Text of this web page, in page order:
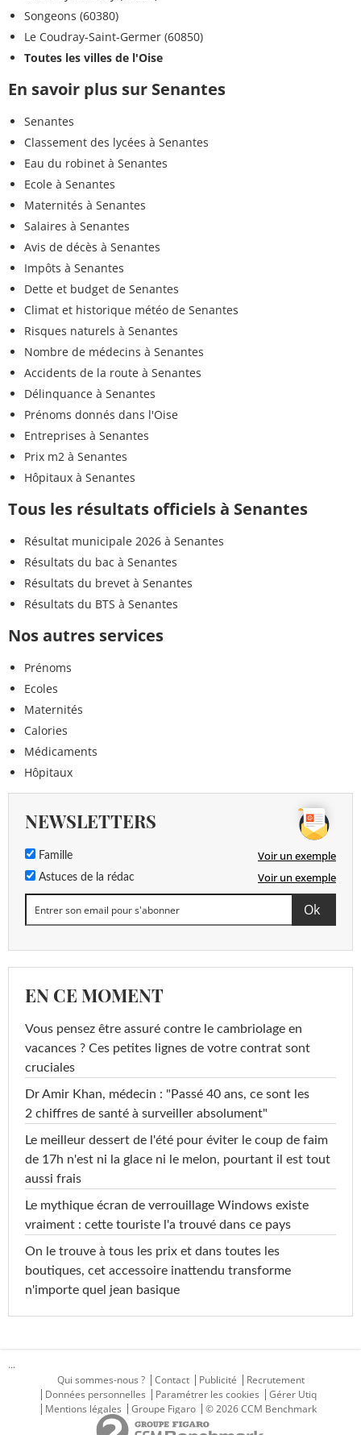
Songeons (60380)
Le Coudray-Saint-Germer (60850)
Toutes les villes de l'Oise
En savoir plus sur Senantes
Senantes
Classement des lycées à Senantes
Eau du robinet à Senantes
Ecole à Senantes
Maternités à Senantes
Salaires à Senantes
Avis de décès à Senantes
Impôts à Senantes
Dette et budget de Senantes
Climat et historique météo de Senantes
Risques naturels à Senantes
Nombre de médecins à Senantes
Accidents de la route à Senantes
Délinquance à Senantes
Prénoms donnés dans l'Oise
Entreprises à Senantes
Prix m2 à Senantes
Hôpitaux à Senantes
Tous les résultats officiels à Senantes
Résultat municipale 2026 à Senantes
Résultats du bac à Senantes
Résultats du brevet à Senantes
Résultats du BTS à Senantes
Nos autres services
Prénoms
Ecoles
Maternités
Calories
Médicaments
Hôpitaux
NEWSLETTERS
Famille Voir un exemple
Astuces de la rédac Voir un exemple
EN CE MOMENT
Vous pensez être assuré contre le cambriolage en
vacances ? Ces petites lignes de votre contrat sont
cruciales
Dr Amir Khan, médecin : "Passé 40 ans, ce sont les
2 chiffres de santé à surveiller absolument"
Le meilleur dessert de l'été pour éviter le coup de faim
de 17h n'est ni la glace ni le melon, pourtant il est tout
aussi frais
Le mythique écran de verrouillage Windows existe
vraiment : cette touriste l'a trouvé dans ce pays
On le trouve à tous les prix et dans toutes les
boutiques, cet accessoire inattendu transforme
n'importe quel jean basique
...
Qui sommes-nous ?
Contact Publicité
Recrutement
Données personnelles
Paramétrer les cookies
Gérer Utiq
Mentions légales
Groupe Figaro © 2026 CCM Benchmark